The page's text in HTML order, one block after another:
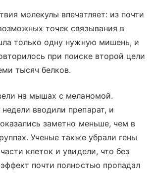
молекулы впечатляет: из почти
точек связывания в
только одну нужную мишень, и
при поиске второй цели
тысяч белков.
на мышах с меланомой.
вводили препарат, и
заметно меньше, чем в
Ученые также убрали гены
клеток и увидели, что без
почти полностью пропадал